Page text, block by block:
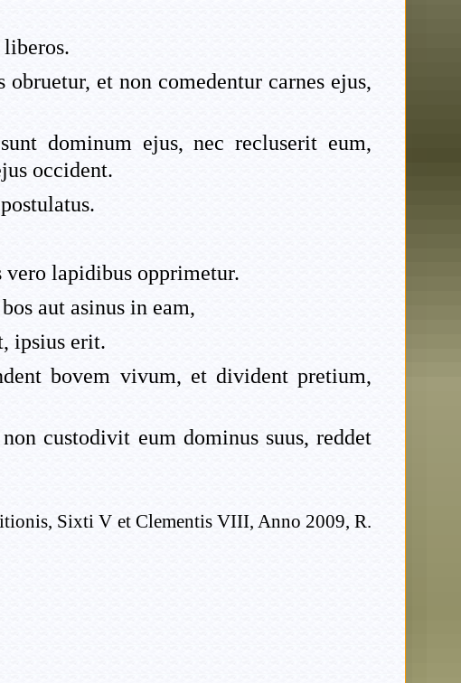
et non comedentur carnes ejus,
dominum ejus, nec recluserit eum,
occident.
lapidibus opprimetur.
aut asinus in eam,
ipsius erit.
bovem vivum, et divident pretium,
custodivit eum dominus suus, reddet
Sixti V et Clementis VIII, Anno 2009, R.